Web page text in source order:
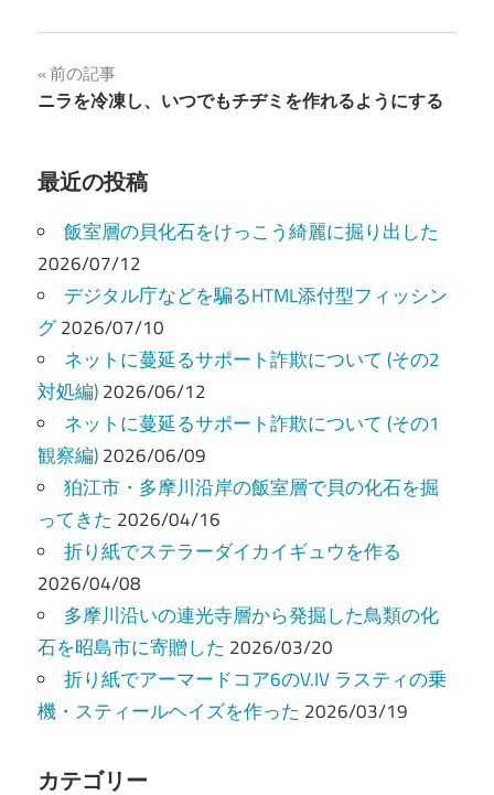
投
稿
ナ
ビ
ゲ
ー
シ
ョ
ン
前の記事
ニラを冷凍し、いつでもチヂミを作れるようにする
最近の投稿
飯室層の貝化石をけっこう綺麗に掘り出した
2026/07/12
デジタル庁などを騙るHTML添付型フィッシン
グ2026/07/10
ネットに蔓延るサポート詐欺について (その2
対処編)2026/06/12
ネットに蔓延るサポート詐欺について (その1
観察編)2026/06/09
狛江市・多摩川沿岸の飯室層で貝の化石を掘
ってきた 2026/04/16
折り紙でステラーダイカイギュウを作る
2026/04/08
多摩川沿いの連光寺層から発掘した鳥類の化
石を昭島市に寄贈した 2026/03/20
折り紙でアーマードコア6のV.IV ラスティの乗
機・スティールヘイズを作った 2026/03/19
カテゴリー